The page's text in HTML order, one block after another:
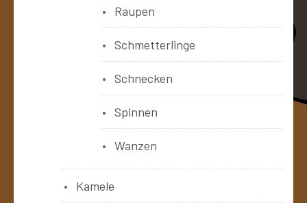
Raupen
Schmetterlinge
Schnecken
Spinnen
Wanzen
Kamele